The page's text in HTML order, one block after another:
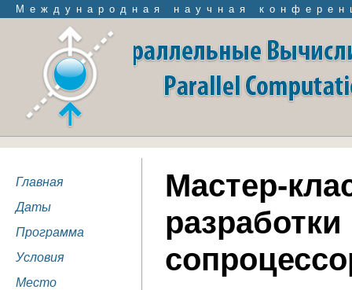
Международная научная
Главная
Даты
Программа
Условия
Место
Мастер-